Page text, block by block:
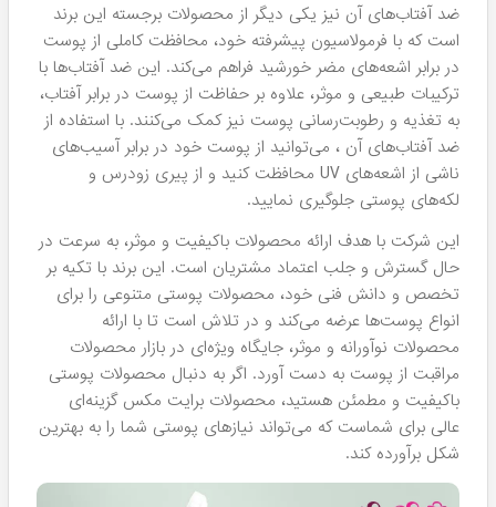
ضد آفتاب‌های آن نیز یکی دیگر از محصولات برجسته این برند
است که با فرمولاسیون پیشرفته خود، محافظت کاملی از پوست
در برابر اشعه‌های مضر خورشید فراهم می‌کند. این ضد آفتاب‌ها با
ترکیبات طبیعی و موثر، علاوه بر حفاظت از پوست در برابر آفتاب،
به تغذیه و رطوبت‌رسانی پوست نیز کمک می‌کنند. با استفاده از
ضد آفتاب‌های آن ، می‌توانید از پوست خود در برابر آسیب‌های
ناشی از اشعه‌های UV محافظت کنید و از پیری زودرس و
لکه‌های پوستی جلوگیری نمایید.
این شرکت با هدف ارائه محصولات باکیفیت و موثر، به سرعت در
حال گسترش و جلب اعتماد مشتریان است. این برند با تکیه بر
تخصص و دانش فنی خود، محصولات پوستی متنوعی را برای
انواع پوست‌ها عرضه می‌کند و در تلاش است تا با ارائه
محصولات نوآورانه و موثر، جایگاه ویژه‌ای در بازار محصولات
مراقبت از پوست به دست آورد. اگر به دنبال محصولات پوستی
باکیفیت و مطمئن هستید، محصولات برایت مکس گزینه‌ای
عالی برای شماست که می‌تواند نیازهای پوستی شما را به بهترین
شکل برآورده کند.